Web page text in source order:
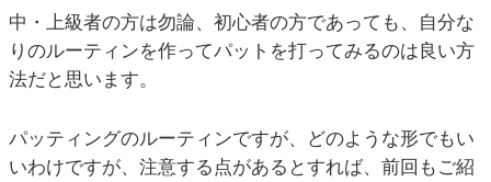
中・上級者の方は勿論、初心者の方であっても、自分な
りのルーティンを作ってパットを打ってみるのは良い方
法だと思います。
パッティングのルーティンですが、どのような形でもい
いわけですが、注意する点があるとすれば、前回もご紹